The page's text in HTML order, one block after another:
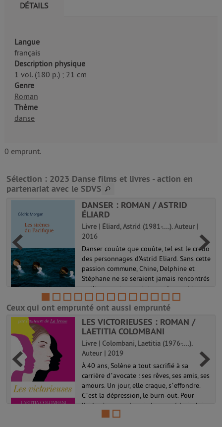
DÉTAILS
Langue
français
Description physique
1 vol. (180 p.) ; 21 cm
Genre
Roman
Thème
danse
0 emprunt.
Sélection : 2023 Danse films et livres - action en
partenariat avec le SDVS
DANSER : ROMAN / ASTRID
ÉLIARD
Livre | Éliard, Astrid (1981-....). Auteur |
2016
Danser couûte que couûte, tel est le credo
des personnages d'Astrid Eliard. Sans cette
passion commune, Chine, Delphine et
Stéphane ne se seraient jamais rencontrés
: milieux sociaux, origines géographiques,
motivations, histoires...
Ceux qui ont emprunté ont aussi emprunté
LES VICTORIEUSES : ROMAN /
LAETITIA COLOMBANI
Livre | Colombani, Laetitia (1976-....).
Auteur | 2019
À 40 ans, Solène a tout sacrifié à sa
carrière d’avocate : ses rêves, ses amis, ses
amours. Un jour, elle craque, s’effondre.
C’est la dépression, le burn-out. Pour
l'aider à reprendre pied, son médecin lui
conseille de se tourne...